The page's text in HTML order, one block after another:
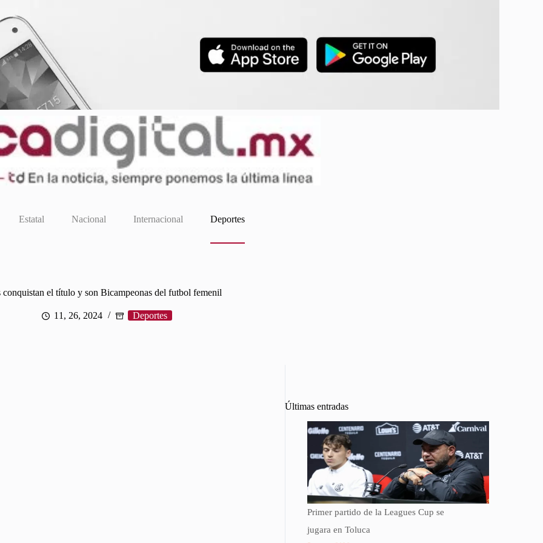
Estatal Nacional Internacional Deportes
conquistan el título y son Bicampeonas del futbol femenil
11, 26, 2024 Deportes
Últimas entradas
Primer partido de la Leagues Cup se
jugara en Toluca